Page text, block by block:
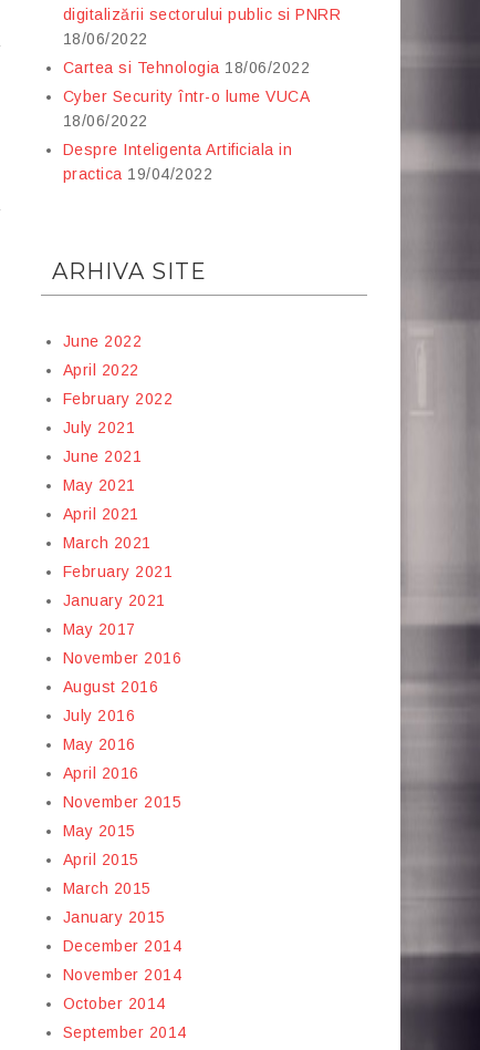
digitalizării sectorului public si PNRR
18/06/2022
Cartea si Tehnologia 18/06/2022
Cyber Security într-o lume VUCA
18/06/2022
Despre Inteligenta Artificiala in
practica 19/04/2022
ARHIVA SITE
June 2022
April 2022
February 2022
July 2021
June 2021
May 2021
April 2021
March 2021
February 2021
January 2021
May 2017
November 2016
August 2016
July 2016
May 2016
April 2016
November 2015
May 2015
April 2015
March 2015
January 2015
December 2014
November 2014
October 2014
September 2014